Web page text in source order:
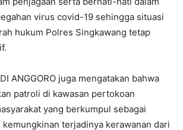
virus covid-19 sehingga situasi
hukum Polres Singkawang tetap
ANGGORO juga mengatakan bahwa
patroli di kawasan pertokoan
yang berkumpul sebagai
terjadinya kerawanan dari